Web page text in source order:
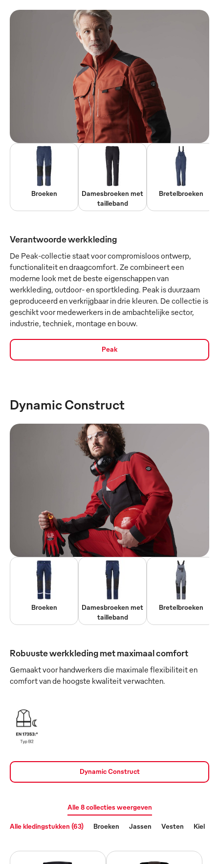
Broeken
Damesbroeken met
tailleband
Bretelbroeken
Verantwoorde werkkleding
De Peak-collectie staat voor compromisloos ontwerp,
functionaliteit en draagcomfort. Ze combineert een
moderne look met de beste eigenschappen van
werkkleding, outdoor- en sportkleding. Peak is duurzaam
geproduceerd en verkrijgbaar in drie kleuren. De collectie is
geschikt voor medewerkers in de ambachtelijke sector,
industrie, techniek, montage en bouw.
Peak
Dynamic Construct
Broeken
Damesbroeken met
tailleband
Bretelbroeken
Robuuste werkkleding met maximaal comfort
Gemaakt voor handwerkers die maximale flexibiliteit en
comfort van de hoogste kwaliteit verwachten.
Dynamic Construct
Alle 8 collecties weergeven
Alle kledingstukken (63) Broeken Jassen Vesten Kiel